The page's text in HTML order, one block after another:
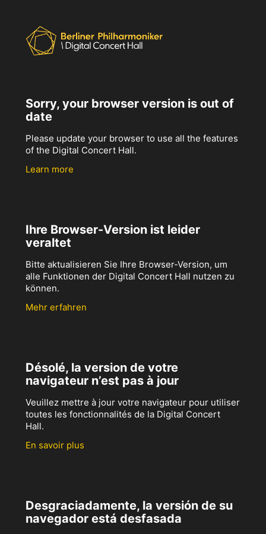
Sorry, your browser version is out of
date
Please update your browser to use all the features
of the Digital Concert Hall.
Learn more
Ihre Browser-Version ist leider
veraltet
Bitte aktualisieren Sie Ihre Browser-Version, um
alle Funktionen der Digital Concert Hall nutzen zu
können.
Mehr erfahren
Désolé, la version de votre
navigateur n’est pas à jour
Veuillez mettre à jour votre navigateur pour utiliser
toutes les fonctionnalités de la Digital Concert
Hall.
En savoir plus
Desgraciadamente, la versión de su
navegador está desfasada